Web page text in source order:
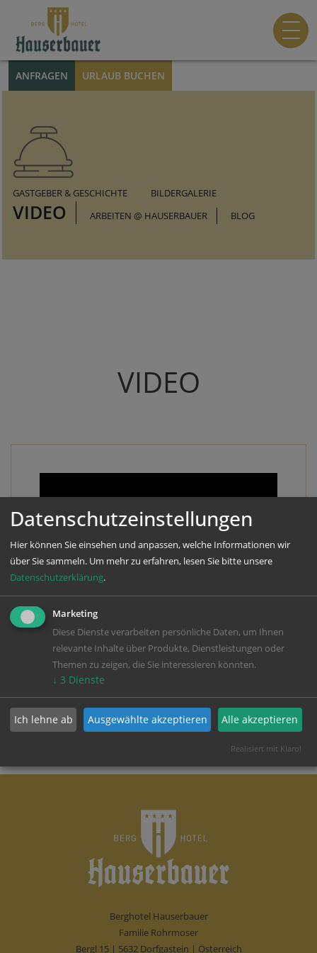
ANFRAGEN URLAUB BUCHEN
GASTGEBER & GESCHICHTE BILDERGALERIE
VIDEO ARBEITEN @ HAUSERBAUER BLOG
VIDEO
Berghotel Hauserbauer
Familie Rohrmoser
Bergl 15 | 5632 Dorfgastein | Österreich
Datenschutzeinstellungen
Hier können Sie einsehen und anpassen, welche Informationen wir
über Sie sammeln. Um mehr zu erfahren, lesen Sie bitte unsere
Datenschutzerklärung.
Marketing
Diese Dienste verarbeiten persönliche Daten, um Ihnen
relevante Inhalte über Produkte, Dienstleistungen oder
Themen zu zeigen, die Sie interessieren könnten.
↓ 3 Dienste
Ich lehne ab Ausgewählte akzeptieren Alle akzeptieren
Realisiert mit Klaro!